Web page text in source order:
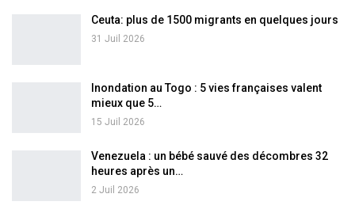
Ceuta: plus de 1500 migrants en quelques jours
31 Juil 2026
Inondation au Togo : 5 vies françaises valent
mieux que 5…
15 Juil 2026
Venezuela : un bébé sauvé des décombres 32
heures après un…
2 Juil 2026